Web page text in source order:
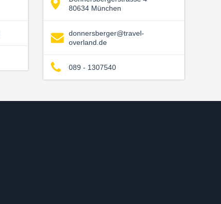
80634 München
donnersberger@travel-
overland.de
089 - 1307540